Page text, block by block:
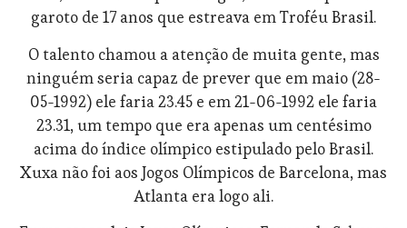
garoto de 17 anos que estreava em Troféu Brasil.
O talento chamou a atenção de muita gente, mas
ninguém seria capaz de prever que em maio (28-
05-1992) ele faria 23.45 e em 21-06-1992 ele faria
23.31, um tempo que era apenas um centésimo
acima do índice olímpico estipulado pelo Brasil.
Xuxa não foi aos Jogos Olímpicos de Barcelona, mas
Atlanta era logo ali.